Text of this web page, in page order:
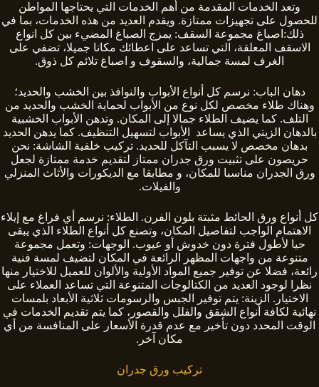
وتعد الخدمات المقدمة من أهم الخدمات التي يحتاجها المواطن
للحصول على تجهيزات ممتازة. ويقدم العديد من هذه الخدمات، بما في
ذلك:اصباغ مجموعة السقف: يمزج الصباغ المضيء بين كل انواع
الاسقف المعلقة، التي تساعد على اعطائك مكانا جميلا، تضفي على
الغرف لمسة جمالية، والسقوف و اصباغ تلائم كل ذوق.
دهان الباب: نرسم كل أنواع الأبواب والنوافذ بين الخشب والحديد؛
وهناك طلاء مخصص لكل نوع من الأبواب لحماية الخشب والحديد من
التلف. كما يضيف الطلاء جمالا إلى المكان. وتدهن الأبواب الخشبية
بالدهان الزيتي الذي يساعد الأبواب لتسهيل التنظيف. كما يدهن الحديد
بدهان مخصص لا يسبب التآكل للحديد. تركيب خلفية الشاشة: نحن
حريصون على تثبيت ورق جدران ممتاز لتقديم خدمة ممتازة لجعل
ورق الجدران مناسبا للمكان، و مطابقا مع الديكورات والأثاث المنزلي
والفيلات.
كل أنواع ورق الحائط مثبتة بلون الفرن. الطلاء: نرسم أي فراغ مع إيلاء
الاهتمام الواجب لتفاصيل المكان، وتصنع كل أنواع الطلاء الذي يبقى
حيا لأطول فترة دون خدوش أو عيوب. الوجهات: وتعمل مجموعة
متنوعة من واجهات المظهر الرائعة في المكان لتضيف لمسة فنية
رائعة، فضلا عن توفير جميع المواد الأولية والألوان للعميل للاختيار منها
نظرا لوجود العديد من الكتالوجات المتنوعة التي تساعد العملاء على
الاختيار. الزينة: يتم توفير الجبس والرسومات ثلاثية الأبعاد بلمسات
نهائية لكافة أنواع الشقق والفلل والقصور، كما يتم تقديم الخدمات في
الوقت المحدد دون تأخير مع عدم قدرة الأسعار على المنافسة من أي
مكان آخر.
تركيب ورق جدران